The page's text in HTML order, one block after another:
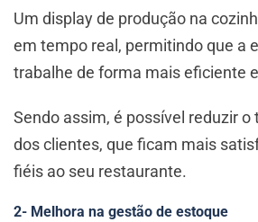
Um display de produção na
em tempo real, permitindo que a
trabalhe de forma mais eficiente
Sendo assim, é possível reduzir o
dos clientes, que ficam mais
fiéis ao seu restaurante.
2- Melhora na gestão de estoque